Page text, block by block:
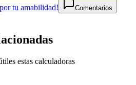
tu amabilidad!
Comentarios
estas calculadoras